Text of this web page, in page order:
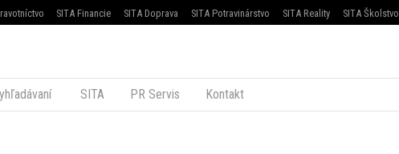
SITA Financie SITA Doprava SITA Potravinárstvo SITA Reality SITA Školstvo
SITA PR Servis Kontakt